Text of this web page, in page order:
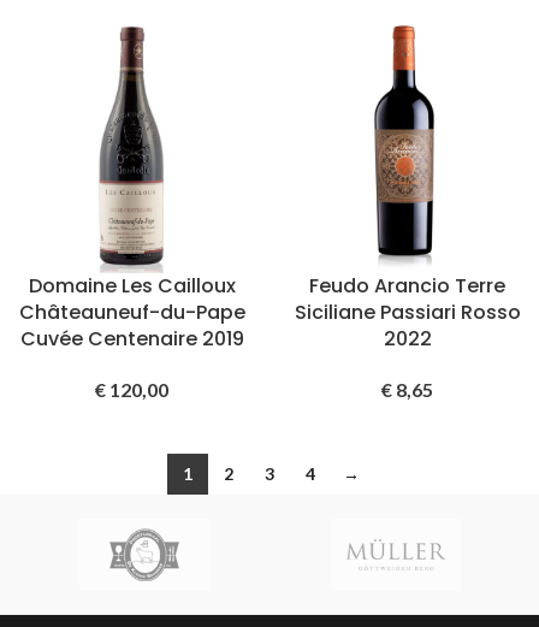
Domaine Les Cailloux
Châteauneuf-du-Pape
Cuvée Centenaire 2019
€ 120,00
Feudo Arancio Terre
Siciliane Passiari Rosso
2022
€ 8,65
1 2 3 4 →